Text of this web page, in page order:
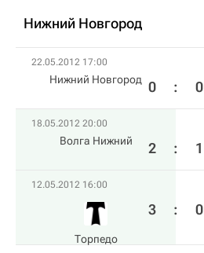
Нижний Новгород
22.05.2012 17:00
Нижний Новгород 0 : 0
18.05.2012 20:00
Волга Нижний 2 : 1
12.05.2012 16:00
Торпедо
3 : 0